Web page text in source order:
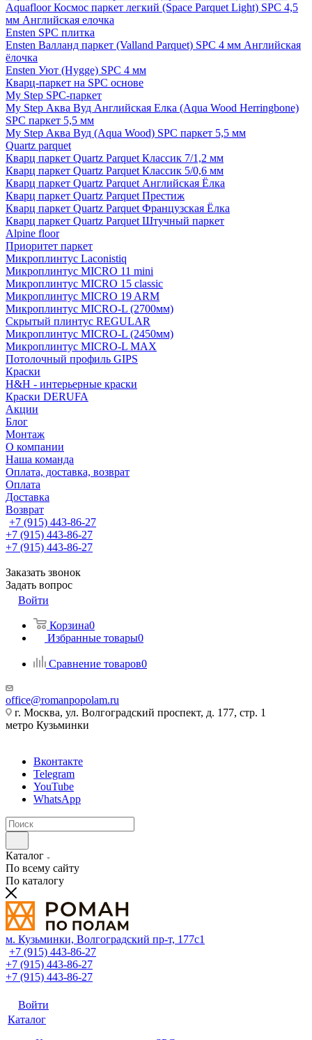
Aquafloor Космос паркет легкий (Space Parquet Light) SPC 4,5
мм Английская елочка
Ensten SPC плитка
Ensten Валланд паркет (Valland Parquet) SPC 4 мм Английская
ёлочка
Ensten Уют (Hygge) SPC 4 мм
Кварц-паркет на SPC основе
My Step SPC-паркет
My Step Аква Вуд Английская Елка (Aqua Wood Herringbone)
SPC паркет 5,5 мм
My Step Аква Вуд (Aqua Wood) SPC паркет 5,5 мм
Quartz parquet
Кварц паркет Quartz Parquet Классик 7/1,2 мм
Кварц паркет Quartz Parquet Классик 5/0,6 мм
Кварц паркет Quartz Parquet Английская Ёлка
Кварц паркет Quartz Parquet Престиж
Кварц паркет Quartz Parquet Французская Ёлка
Кварц паркет Quartz Parquet Штучный паркет
Alpine floor
Приоритет паркет
Микроплинтус Laconistiq
Микроплинтус MICRO 11 mini
Микроплинтус MICRO 15 classic
Микроплинтус MICRO 19 ARM
Микроплинтус MICRO-L (2700мм)
Скрытый плинтус REGULAR
Микроплинтус MICRO-L (2450мм)
Микроплинтус MICRO-L MAX
Потолочный профиль GIPS
Краски
H&H - интерьерные краски
Краски DERUFA
Акции
Блог
Монтаж
О компании
Наша команда
Оплата, доставка, возврат
Оплата
Доставка
Возврат
+7 (915) 443-86-27
+7 (915) 443-86-27
+7 (915) 443-86-27
Заказать звонок
Задать вопрос
Войти
Корзина0
Избранные товары0
Сравнение товаров0
office@romanpopolam.ru
г. Москва, ул. Волгоградский проспект, д. 177, стр. 1
метро Кузьминки
Вконтакте
Telegram
YouTube
WhatsApp
Каталог
По всему сайту
По каталогу
м. Кузьминки, Волгоградский пр‑т, 177с1
+7 (915) 443-86-27
+7 (915) 443-86-27
+7 (915) 443-86-27
Войти
Каталог